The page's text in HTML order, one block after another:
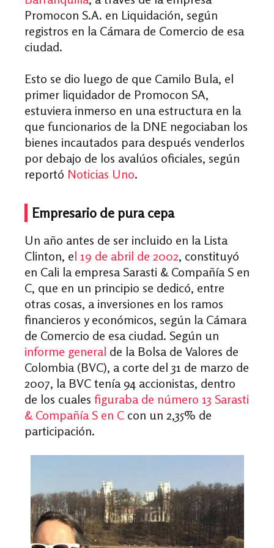
Promocon S.A. en Liquidación, según
registros en la Cámara de Comercio de esa
ciudad.
Esto se dio luego de que Camilo Bula, el
primer liquidador de Promocon SA,
estuviera inmerso en una estructura en la
que funcionarios de la DNE negociaban los
bienes incautados para después venderlos
por debajo de los avalúos oficiales, según
reportó Noticias Uno.
Empresario de pura cepa
Un año antes de ser incluido en la Lista
Clinton, el 19 de abril de 2002, constituyó
en Cali la empresa Sarasti & Compañía S en
C, que en un principio se dedicó, entre
otras cosas, a inversiones en los ramos
financieros y económicos, según la Cámara
de Comercio de esa ciudad. Según un
informe general de la Bolsa de Valores de
Colombia (BVC), a corte del 31 de marzo de
2007, la BVC tenía 94 accionistas, dentro
de los cuales figuraba de número 13 Sarasti
& Compañía S en C con un 2,35% de
participación.